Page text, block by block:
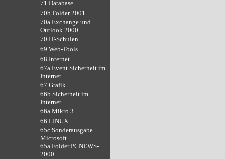
71 Database
70b Folder 2001
70a Exchange und
Outlook 2000
70 IT-Schulen
69 Web-Tools
68 Internet
67a Event Sicherheit im
Internet
67 Grafik
66b Sicherheit im
Internet
66a Mikro 3
66 LINUX
65c Sonderausgabe
Microsoft
65a Folder PCNEWS-
2000